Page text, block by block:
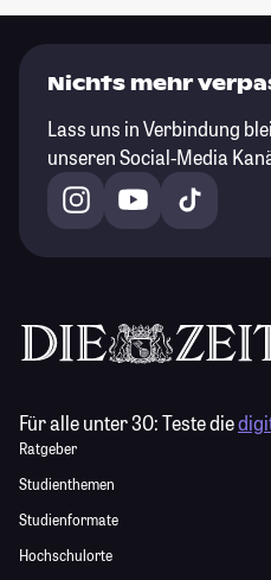
Nichts mehr
Lass uns in Verbindung
unseren Social-Media
Für alle unter 30:Teste die
Ratgeber
Studienthemen
Studienformate
Hochschulorte